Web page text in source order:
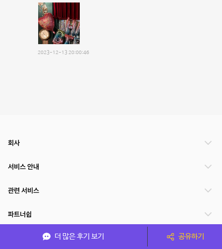
2023-12-13 20:00:46
더 많은 후기 보기 공유하기
회사
서비스 안내
관련 서비스
파트너쉽
서비스 제공 국가